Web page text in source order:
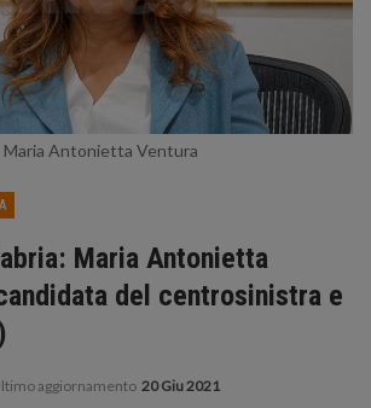
Maria Antonietta Ventura
Maria Antonietta
del centrosinistra e
aggiornamento 20 Giu 2021